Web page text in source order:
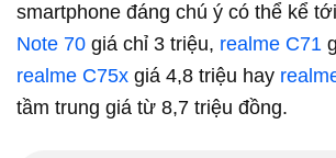
smartphone đáng chú ý có thể kể
Note 70 giá chỉ 3 triệu, realme C71
realme C75x giá 4,8 triệu hay
tầm trung giá từ 8,7 triệu đồng.